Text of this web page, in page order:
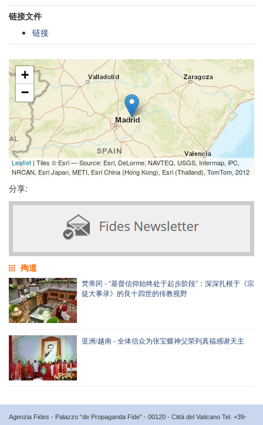
链接文件
链接
+
−
Leaflet | Tiles © Esri — Source: Esri, DeLorme, NAVTEQ, USGS, Intermap, iPC,
NRCAN, Esri Japan, METI, Esri China (Hong Kong), Esri (Thailand), TomTom, 2012
分享:
殉道
梵蒂冈 - “基督信仰始终处于起步阶段”：深深扎根于《宗
徒大事录》的良十四世的传教视野
亚洲/越南 - 全体信众为张宝蝶神父荣列真福感谢天主
Agenzia Fides - Palazzo “de Propaganda Fide” - 00120 - Città del Vaticano Tel. +39-